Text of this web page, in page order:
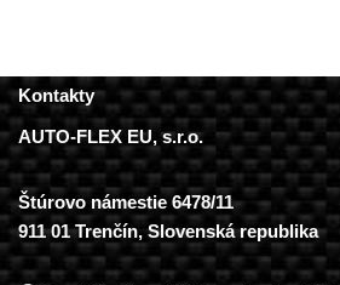
Kontakty
AUTO-FLEX EU, s.r.o.
Štúrovo námestie 6478/11
911 01 Trenčín, Slovenská republika